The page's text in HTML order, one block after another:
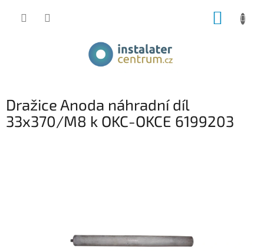
Dražice Anoda náhradní díl
33x370/M8 k OKC-OKCE 6199203